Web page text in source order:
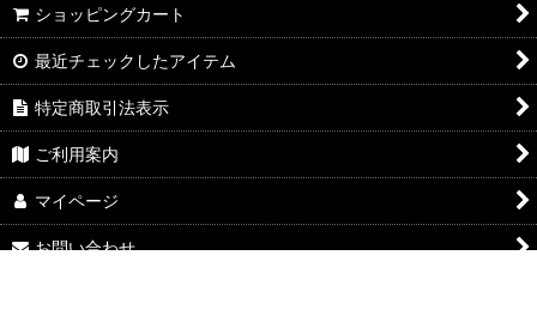
ショッピングカート
最近チェックしたアイテム
特定商取引法表示
ご利用案内
マイページ
お問い合わせ